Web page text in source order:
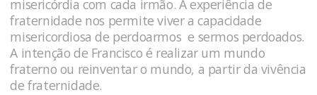
misericórdia com cada irmão. A experiência de
fraternidade nos permite viver a capacidade
misericordiosa de perdoarmos e sermos perdoados.
A intenção de Francisco é realizar um mundo
fraterno ou reinventar o mundo, a partir da vivência
de fraternidade.